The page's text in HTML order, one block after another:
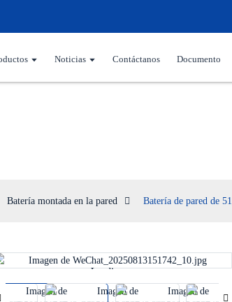
Noticias Contáctanos Documento
Batería montada en la pared Batería de pared de
Loading...
Loading...